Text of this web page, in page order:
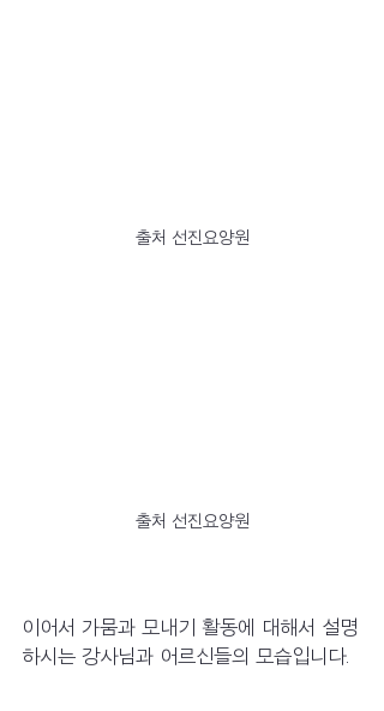
출처 선진요양원
출처 선진요양원
이어서 가뭄과 모내기 활동에 대해서 설명
하시는 강사님과 어르신들의 모습입니다.